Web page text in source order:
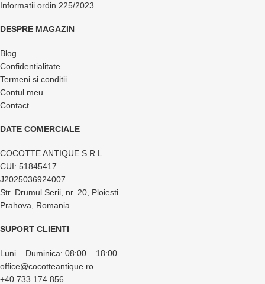
Informatii ordin 225/2023
DESPRE MAGAZIN
Blog
Confidentialitate
Termeni si conditii
Contul meu
Contact
DATE COMERCIALE
COCOTTE ANTIQUE S.R.L.
CUI: 51845417
J2025036924007
Str. Drumul Serii, nr. 20, Ploiesti
Prahova, Romania
SUPORT CLIENTI
Luni – Duminica: 08:00 – 18:00
office@cocotteantique.ro
+40 733 174 856